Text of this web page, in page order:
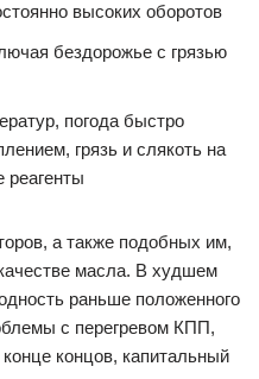
высоких оборотов
бездорожье с грязью
погода быстро
грязь и слякоть на
реагенты
а также подобных им,
масла. В худшем
раньше положенного
с перегревом КПП,
концов, капитальный